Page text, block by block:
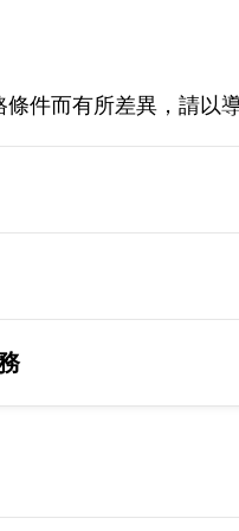
件而有所差異，請以